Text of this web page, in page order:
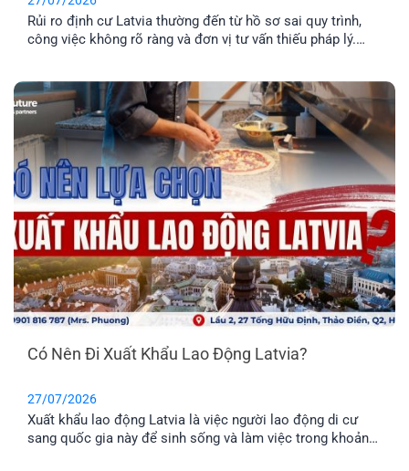
Rủi ro định cư Latvia thường đến từ hồ sơ sai quy trình,
công việc không rõ ràng và đơn vị tư vấn thiếu pháp lý.
Có Nên Đi Xuất Khẩu Lao Động Latvia?
27/07/2026
Xuất khẩu lao động Latvia là việc người lao động di cư
sang quốc gia này để sinh sống và làm việc trong khoản